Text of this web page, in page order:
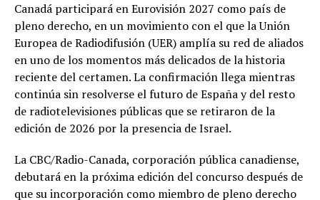
Canadá participará en Eurovisión 2027 como país de
pleno derecho, en un movimiento con el que la Unión
Europea de Radiodifusión (UER) amplía su red de aliados
en uno de los momentos más delicados de la historia
reciente del certamen. La confirmación llega mientras
continúa sin resolverse el futuro de España y del resto
de radiotelevisiones públicas que se retiraron de la
edición de 2026 por la presencia de Israel.
La CBC/Radio-Canada, corporación pública canadiense,
debutará en la próxima edición del concurso después de
que su incorporación como miembro de pleno derecho